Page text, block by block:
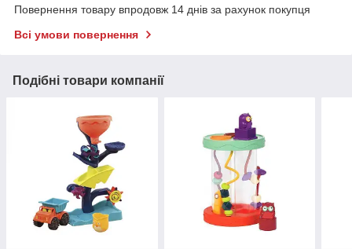
Повернення товару впродовж 14 днів за рахунок покупця
Всі умови повернення
Подібні товари компанії